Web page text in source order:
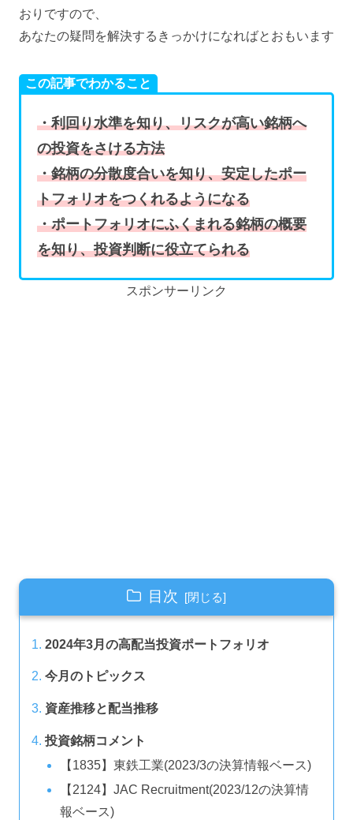
おりですので、
あなたの疑問を解決するきっかけになればとおもいます
この記事でわかること
・利回り水準を知り、リスクが高い銘柄へ
の投資をさける方法
・銘柄の分散度合いを知り、安定したポー
トフォリオをつくれるようになる
・ポートフォリオにふくまれる銘柄の概要
を知り、投資判断に役立てられる
スポンサーリンク
目次
2024年3月の高配当投資ポートフォリオ
今月のトピックス
資産推移と配当推移
投資銘柄コメント
【1835】東鉄工業(2023/3の決算情報ベース)
【2124】JAC Recruitment(2023/12の決算情
報ベース)